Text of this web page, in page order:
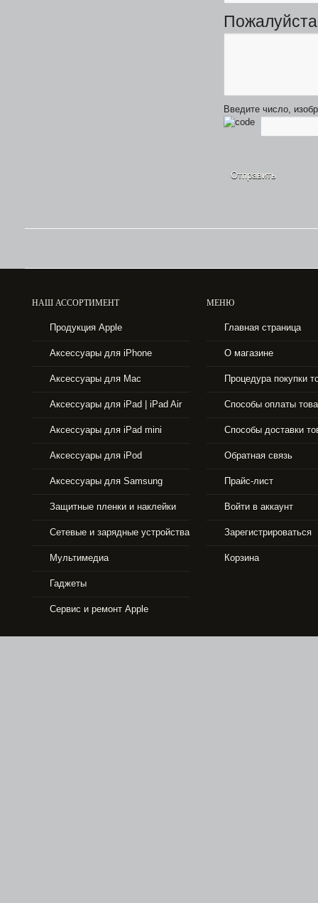
Введите число,
APPLE IPHONE 5S 16GB GOLD
6990 р.
НАШ АССОРТИМЕНТ
Продукция Apple
Аксессуары для iPhone
Аксессуары для Mac
Аксессуары для iPad | iPad Air
Аксессуары для iPad mini
Аксессуары для iPod
Аксессуары для Samsung
Защитные пленки и наклейки
Сетевые и зарядные устройства
Мультимедиа
Гаджеты
Сервис и ремонт Apple
МЕНЮ
Главная страница
О магазине
Процедура покупки
Способы оплаты
Способы доставки
Обратная связь
Прайс-лист
Войти в аккаунт
Зарегистрироваться
Корзина